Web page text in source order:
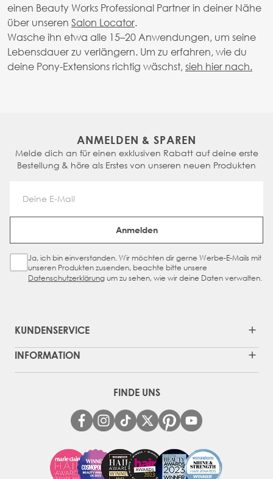
einen Beauty Works Professional Partner in deiner Nähe
über unseren Salon Locator.
Wasche ihn etwa alle 15–20 Anwendungen, um seine
Lebensdauer zu verlängern. Um zu erfahren, wie du
deine Pony-Extensions richtig wäschst,sieh hier nach.
ANMELDEN & SPAREN
Melde dich an für einen exklusiven Rabatt auf deine erste
Bestellung & höre als Erstes von unseren neuen Produkten
Email Address
Anmelden
Sign Up Checkbox
Ja, ich bin einverstanden. Wir möchten dir gerne Werbe-E-Mails mit
unseren Produkten zusenden, beachte bitte unsere
Datenschutzerklärungum zu sehen, wie wir deine Daten verwalten.
KUNDENSERVICE
INFORMATION
FINDE UNS